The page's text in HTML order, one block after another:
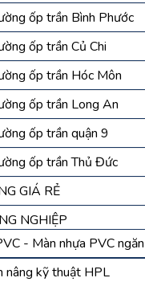
ốp trần Bình Phước
ốp trần Củ Chi
ốp trần Hóc Môn
ốp trần Long An
ốp trần quận 9
ốp trần Thủ Đức
GIÁ RẺ
NGHIỆP
- Màn nhựa PVC
nâng kỹ thuật HPL